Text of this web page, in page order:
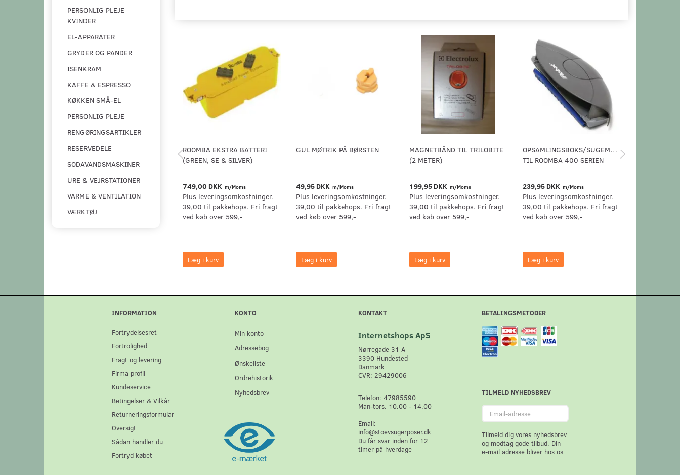
PERSONLIG PLEJE
KVINDER
EL-APPARATER
GRYDER OG PANDER
ISENKRAM
KAFFE & ESPRESSO
KØKKEN SMÅ-EL
PERSONLIG PLEJE
RENGØRINGSARTIKLER
RESERVEDELE
SODAVANDSMASKINER
URE & VEJRSTATIONER
VARME & VENTILATION
VÆRKTØJ
ROOMBA EKSTRA BATTERI
(GREEN, SE & SILVER)
749,00 DKK m/Moms
Plus leveringsomkostninger.
39,00 til pakkehops. Fri fragt
ved køb over 599,-
Læg i kurv
GUL MØTRIK PÅ BØRSTEN
49,95 DKK m/Moms
Plus leveringsomkostninger.
39,00 til pakkehops. Fri fragt
ved køb over 599,-
Læg i kurv
MAGNETBÅND TIL TRILOBITE
(2 METER)
199,95 DKK m/Moms
Plus leveringsomkostninger.
39,00 til pakkehops. Fri fragt
ved køb over 599,-
Læg i kurv
OPSAMLINGSBOKS/SUGEMOTOR
TIL ROOMBA 400 SERIEN
239,95 DKK m/Moms
Plus leveringsomkostninger.
39,00 til pakkehops. Fri fragt
ved køb over 599,-
Læg i kurv
INFORMATION
Fortrydelsesret
Fortrolighed
Fragt og levering
Firma profil
Kundeservice
Betingelser & Vilkår
Returneringsformular
Oversigt
Sådan handler du
Fortryd købet
KONTO
Min konto
Adressebog
Ønskeliste
Ordrehistorik
Nyhedsbrev
KONTAKT
Internetshops ApS
Nørregade 31 A
3390 Hundested
Danmark
CVR: 29429006
Telefon: 47985590
Man-tors. 10.00 - 14.00
Email:
info@stoevsugerposer.dk
Du får svar inden for 12
timer på hverdage
BETALINGSMETODER
TILMELD NYHEDSBREV
Email-
adresse
Tilmeld dig vores nyhedsbrev
og modtag gode tilbud. Din
e-mail adresse bliver hos os